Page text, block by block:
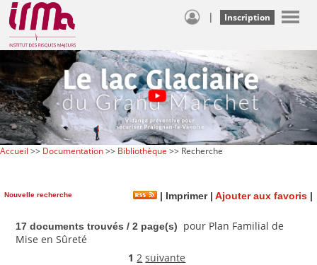
| Inscription
Accueil >> Documentation>> Bibliothèque >> Recherche
Nouvelle recherche | Imprimer| Ajouter aux favoris |
17 documents trouvés / 2 page(s)
pour Plan Familial de
Mise en Sûreté
1 2 suivante